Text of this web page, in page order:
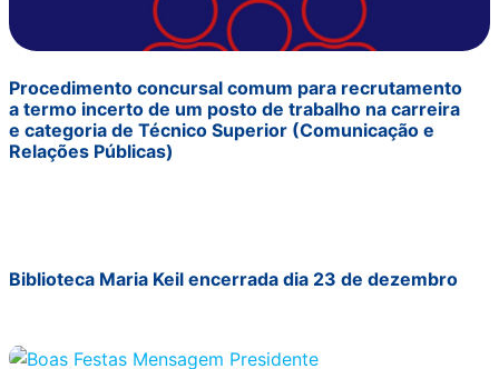
Procedimento concursal comum para recrutamento
a termo incerto de um posto de trabalho na carreira
e categoria de Técnico Superior (Comunicação e
Relações Públicas)
Biblioteca Maria Keil encerrada dia 23 de dezembro